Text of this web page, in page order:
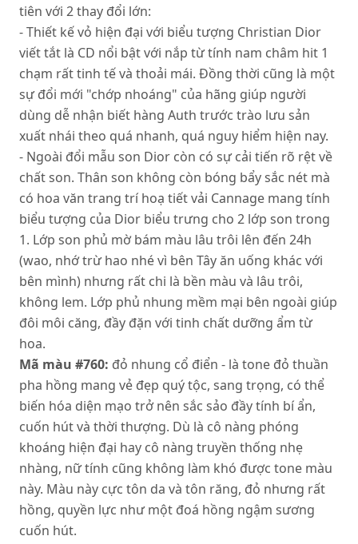
tiên với 2 thay đổi lớn:
- Thiết kế vỏ hiện đại với biểu tượng Christian Dior
viết tắt là CD nổi bật với nắp từ tính nam châm hit 1
chạm rất tinh tế và thoải mái. Đồng thời cũng là một
sự đổi mới "chớp nhoáng" của hãng giúp người
dùng dễ nhận biết hàng Auth trước trào lưu sản
xuất nhái theo quá nhanh, quá nguy hiểm hiện nay.
- Ngoài đổi mẫu son Dior còn có sự cải tiến rõ rệt về
chất son. Thân son không còn bóng bẩy sắc nét mà
có hoa văn trang trí hoạ tiết vải Cannage mang tính
biểu tượng của Dior biểu trưng cho 2 lớp son trong
1. Lớp son phủ mờ bám màu lâu trôi lên đến 24h
(wao, nhớ trừ hao nhé vì bên Tây ăn uống khác với
bên mình) nhưng rất chi là bền màu và lâu trôi,
không lem. Lớp phủ nhung mềm mại bên ngoài giúp
đôi môi căng, đầy đặn với tinh chất dưỡng ẩm từ
hoa.
Mã màu #760: đỏ nhung cổ điển - là tone đỏ thuần
pha hồng mang vẻ đẹp quý tộc, sang trọng, có thể
biến hóa diện mạo trở nên sắc sảo đầy tính bí ẩn,
cuốn hút và thời thượng. Dù là cô nàng phóng
khoáng hiện đại hay cô nàng truyền thống nhẹ
nhàng, nữ tính cũng không làm khó được tone màu
này. Màu này cực tôn da và tôn răng, đỏ nhưng rất
hồng, quyền lực như một đoá hồng ngậm sương
cuốn hút.